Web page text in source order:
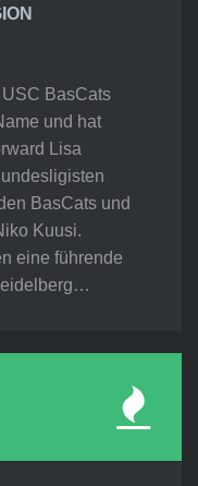
BasCats
und hat
Lisa
BasCats und
Kuusi.
eine führende